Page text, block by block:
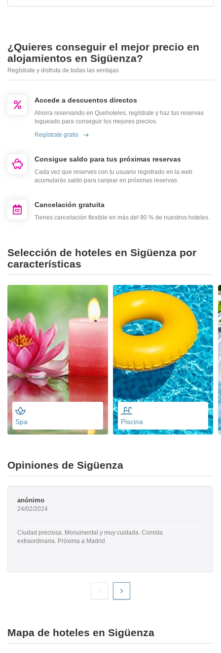
¿Quieres conseguir el mejor precio en
alojamientos en Sigüenza?
Regístrate y disfruta de todas las ventajas
Accede a descuentos directos
Ahorra reservando en Quehoteles, regístrate y haz tus reservas
logueado para conseguir los mejores precios.
Regístrate gratis
Consigue saldo para tus próximas reservas
Cada vez que reserves con tu usuario registrado en la web
acumularás saldo para canjear en próximas reservas.
Cancelación gratuita
Tienes cancelación flexible en más del 90 % de nuestros hoteles.
Selección de hoteles en Sigüenza por
características
Spa Piscina
Opiniones de Sigüenza
anónimo
24/02/2024
Ciudad preciosa. Monumental y muy cuidada. Comida
extraordinaria. Próxima a Madrid
Mapa de hoteles en Sigüenza